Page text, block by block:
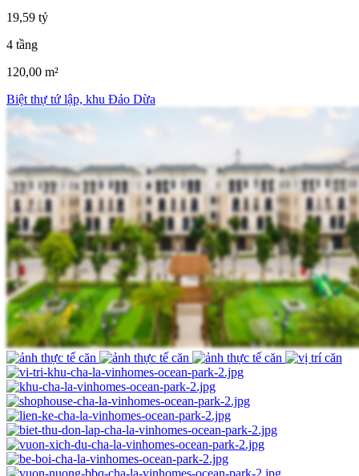
19,59 tỷ
4 tầng
120,00 m²
Biệt thự tứ lập, khu Đảo Dừa